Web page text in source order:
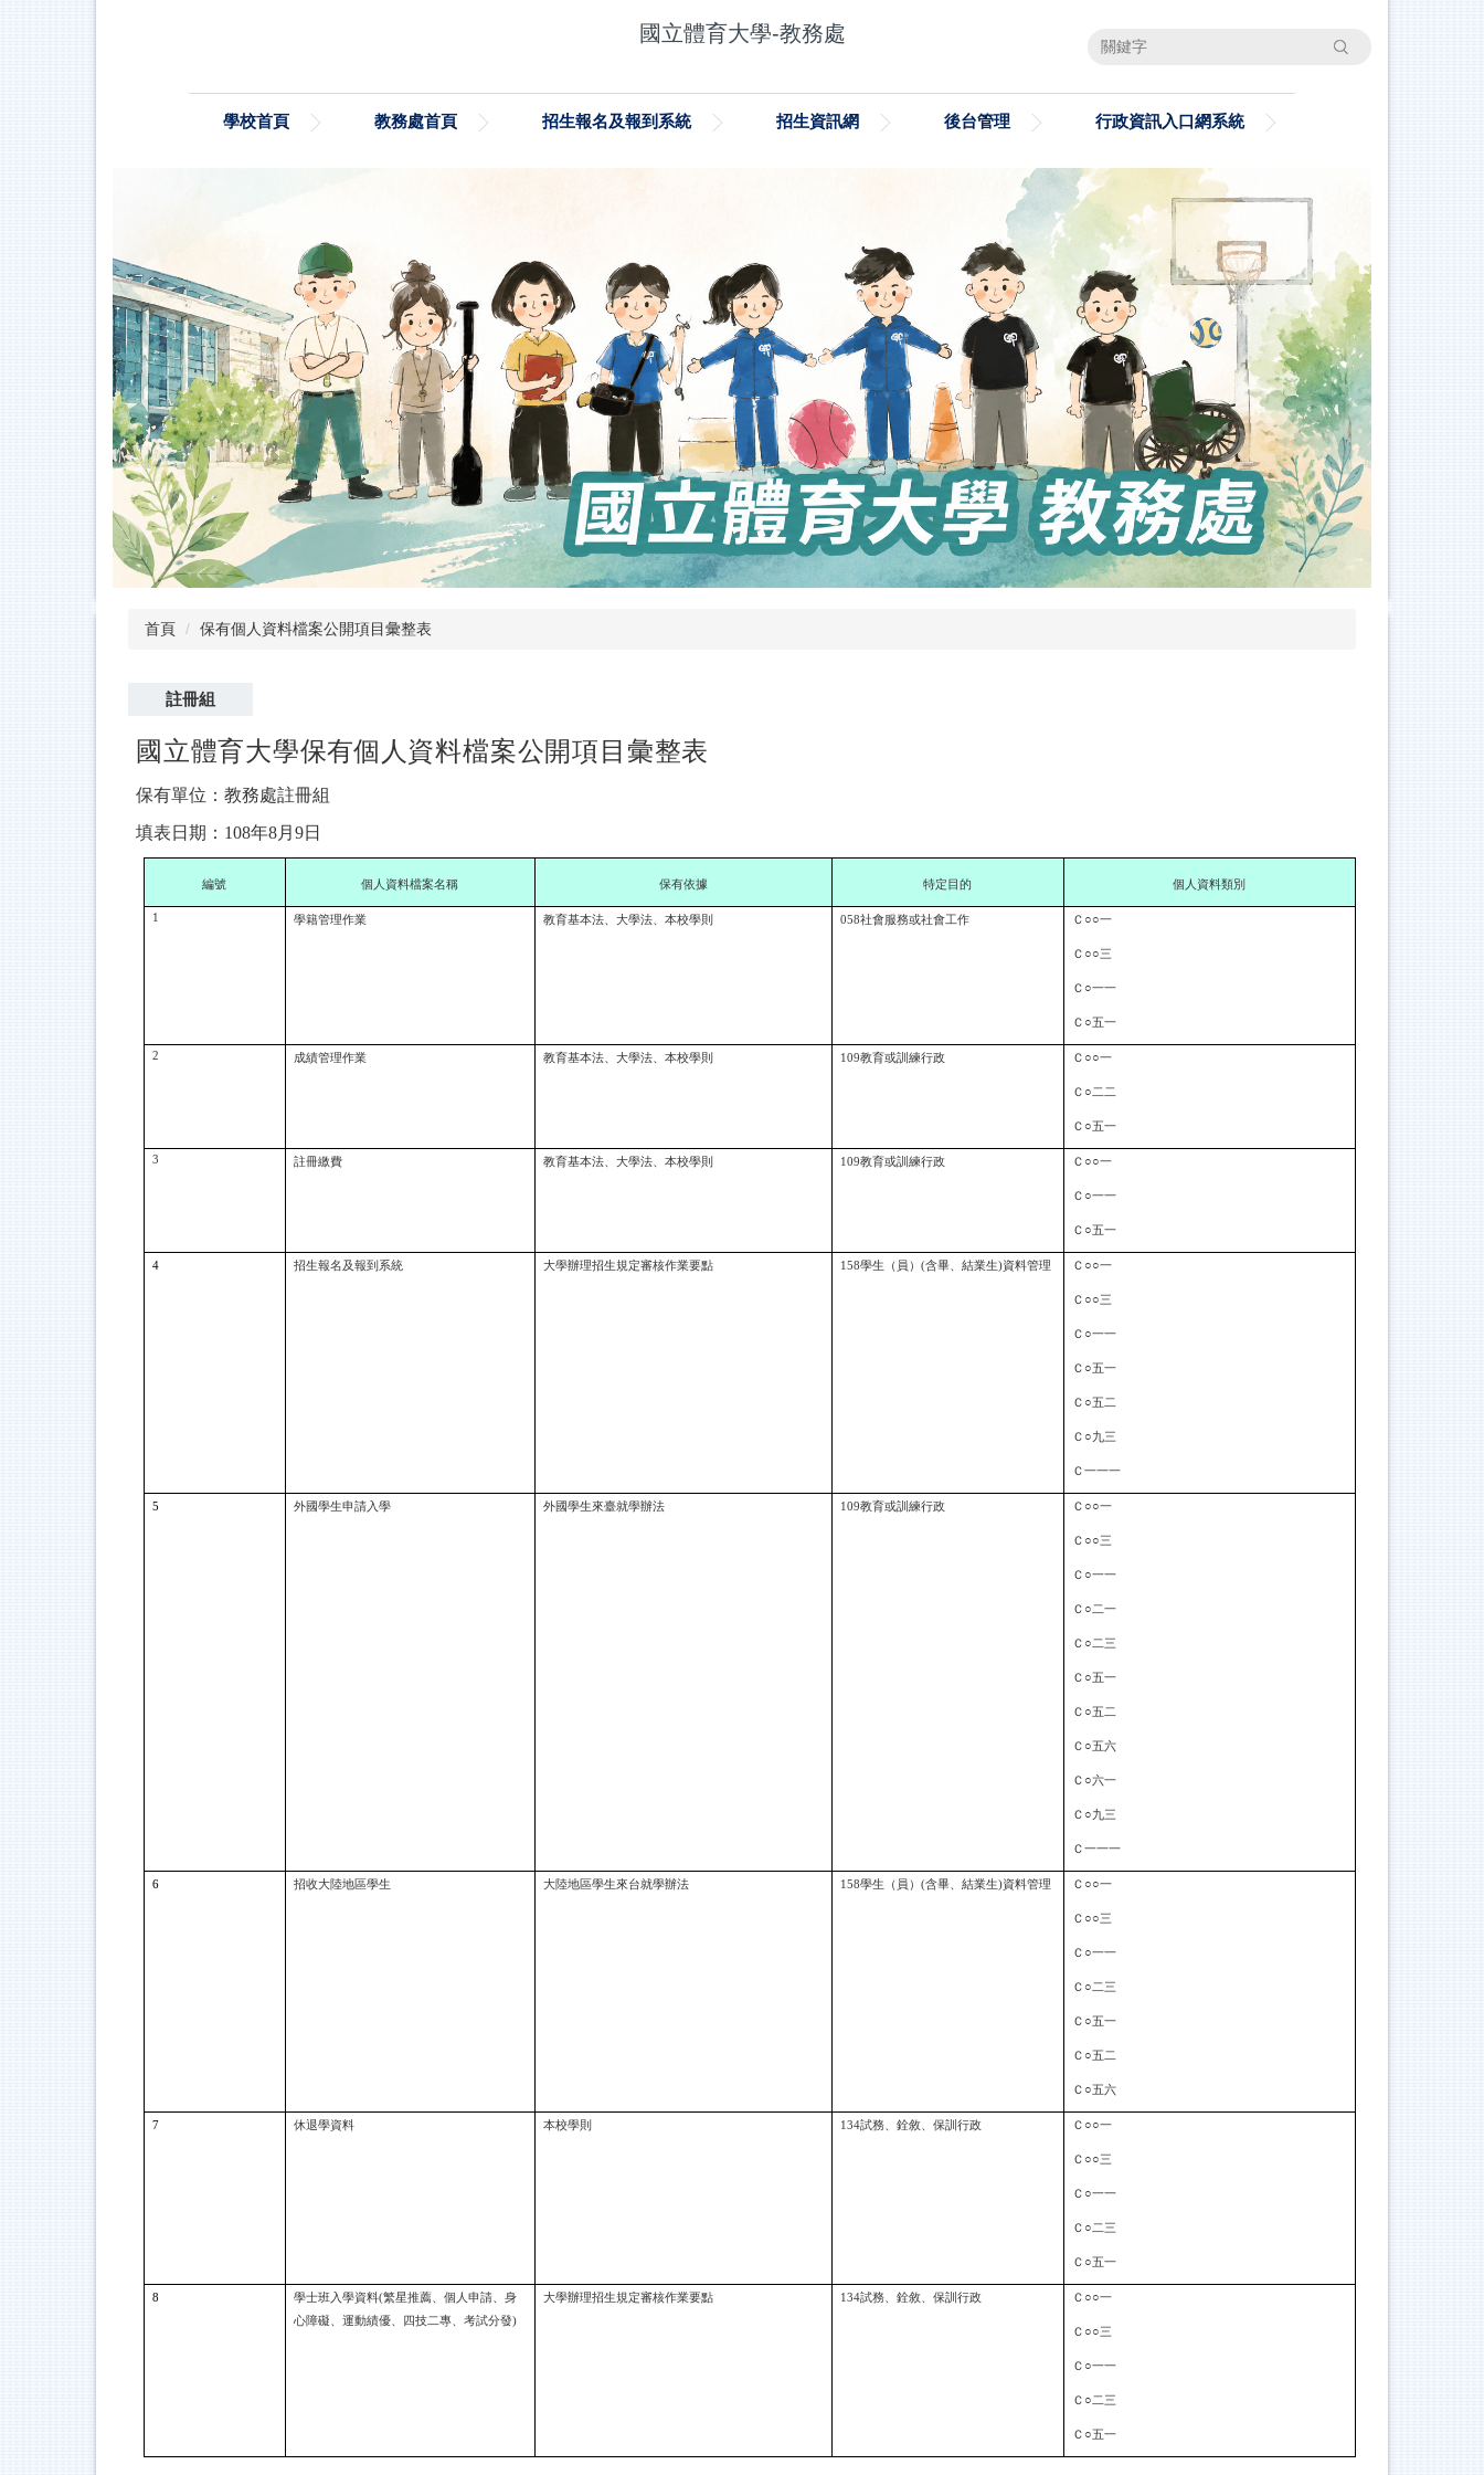
國立體育大學-教務處
搜尋
學校首頁 教務處首頁 招生報名及報到系統 招生資訊網 後台管理 行政資訊入口網系統
首頁 保有個人資料檔案公開項目彙整表
註冊組
國立體育大學保有個人資料檔案公開項目彙整表
保有單位：教務處註冊組
填表日期：108年8月9日
編號 個人資料檔案名稱 保有依據 特定目的 個人資料類別
1 學籍管理作業 教育基本法、大學法、本校學則 058社會服務或社會工作 Ｃ○○一
Ｃ○○三
Ｃ○一一
Ｃ○五一
2 成績管理作業 教育基本法、大學法、本校學則 109教育或訓練行政 Ｃ○○一
Ｃ○二二
Ｃ○五一
3 註冊繳費 教育基本法、大學法、本校學則 109教育或訓練行政 Ｃ○○一
Ｃ○一一
Ｃ○五一
4 招生報名及報到系統 大學辦理招生規定審核作業要點 158學生（員）(含畢、結業生)資料管理 Ｃ○○一
Ｃ○○三
Ｃ○一一
Ｃ○五一
Ｃ○五二
Ｃ○九三
Ｃ一一一
5 外國學生申請入學 外國學生來臺就學辦法 109教育或訓練行政 Ｃ○○一
Ｃ○○三
Ｃ○一一
Ｃ○二一
Ｃ○二三
Ｃ○五一
Ｃ○五二
Ｃ○五六
Ｃ○六一
Ｃ○九三
Ｃ一一一
6 招收大陸地區學生 大陸地區學生來台就學辦法 158學生（員）(含畢、結業生)資料管理 Ｃ○○一
Ｃ○○三
Ｃ○一一
Ｃ○二三
Ｃ○五一
Ｃ○五二
Ｃ○五六
7 休退學資料 本校學則 134試務、銓敘、保訓行政 Ｃ○○一
Ｃ○○三
Ｃ○一一
Ｃ○二三
Ｃ○五一
8
學士班入學資料(繁星推薦、個人申請、身
心障礙、運動績優、四技二專、考試分發)
大學辦理招生規定審核作業要點 134試務、銓敘、保訓行政 Ｃ○○一
Ｃ○○三
Ｃ○一一
Ｃ○二三
Ｃ○五一